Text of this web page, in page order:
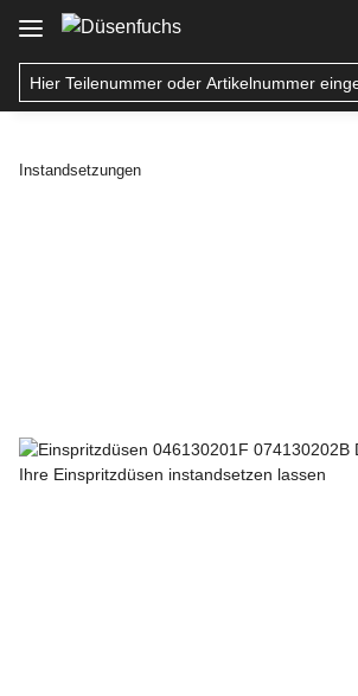
Instandsetzungen